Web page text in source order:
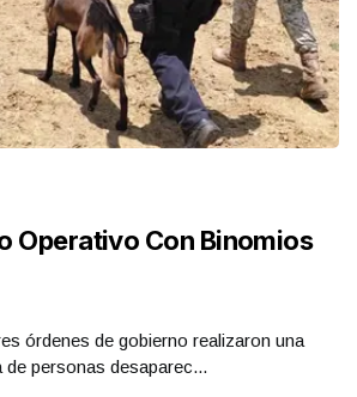
Operativo Con Binomios
órdenes de gobierno realizaron una
de personas desaparec...